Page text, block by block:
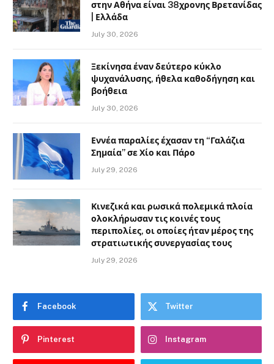
στην Αθήνα είναι 38χρονης Βρετανίδας
| Ελλάδα
July 30, 2026
Ξεκίνησα έναν δεύτερο κύκλο
ψυχανάλυσης, ήθελα καθοδήγηση και
βοήθεια
July 30, 2026
Εννέα παραλίες έχασαν τη “Γαλάζια
Σημαία” σε Χίο και Πάρο
July 29, 2026
Κινεζικά και ρωσικά πολεμικά πλοία
ολοκλήρωσαν τις κοινές τους
περιπολίες, οι οποίες ήταν μέρος της
στρατιωτικής συνεργασίας τους
July 29, 2026
Facebook Twitter
Pinterest Instagram